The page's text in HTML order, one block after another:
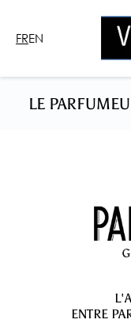
contenu
FREN
LE
ENTRE